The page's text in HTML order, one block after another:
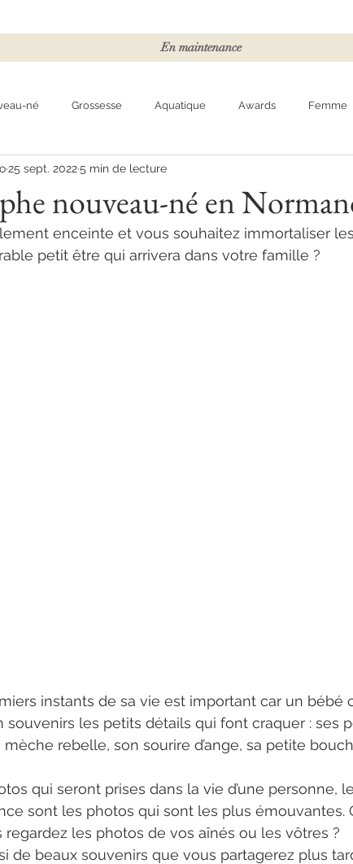
En maintenance
né Grossesse Aquatique Awards Femme
nouveau-né en
25 sept. 20225 min de lecture
enceinte et vous souhaitez immortaliser
petit être qui arrivera dans votre famille ?
instants de sa vie est important car un bébé
souvenirs les petits détails qui font craquer : ses
rebelle, son sourire d’ange, sa petite
qui seront prises dans la vie d’une personne,
sont les photos qui sont les plus émouvantes.
les photos de vos aînés ou les vôtres ?
de beaux souvenirs que vous partagerez plus